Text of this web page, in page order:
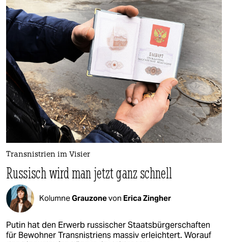
Transnistrien im Visier
Russisch wird man jetzt ganz schnell
KolumneGrauzonevon Erica Zingher
Putin hat den Erwerb russischer Staatsbürgerschaften
für Bewohner Transnistriens massiv erleichtert. Worauf